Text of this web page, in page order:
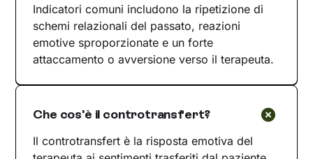
Indicatori comuni includono la ripetizione di
schemi relazionali del passato, reazioni
emotive sproporzionate e un forte
attaccamento o avversione verso il terapeuta.
Che cos'è il controtransfert?
Il controtransfert è la risposta emotiva del